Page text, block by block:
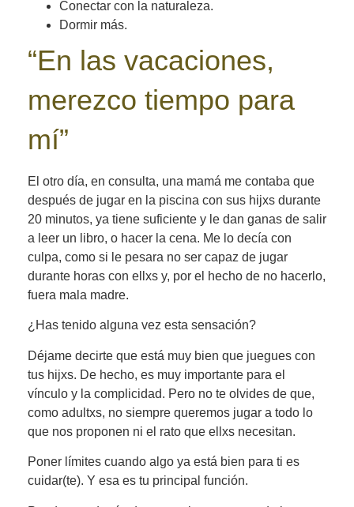
Conectar con la naturaleza.
Dormir más.
“En las vacaciones,
merezco tiempo para
mí”
El otro día, en consulta, una mamá me contaba que
después de jugar en la piscina con sus hijxs durante
20 minutos, ya tiene suficiente y le dan ganas de salir
a leer un libro, o hacer la cena. Me lo decía con
culpa, como si le pesara no ser capaz de jugar
durante horas con ellxs y, por el hecho de no hacerlo,
fuera mala madre.
¿Has tenido alguna vez esta sensación?
Déjame decirte que está muy bien que juegues con
tus hijxs. De hecho, es muy importante para el
vínculo y la complicidad. Pero no te olvides de que,
como adultxs, no siempre queremos jugar a todo lo
que nos proponen ni el rato que ellxs necesitan.
Poner límites cuando algo ya está bien para ti es
cuidar(te). Y esa es tu principal función.